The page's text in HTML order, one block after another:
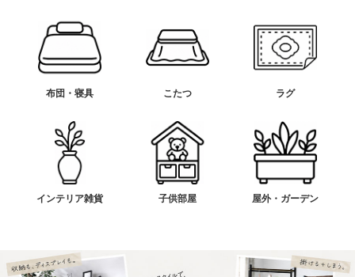
布団・寝具 こたつ ラグ
インテリア雑貨 子供部屋 屋外・ガーデン